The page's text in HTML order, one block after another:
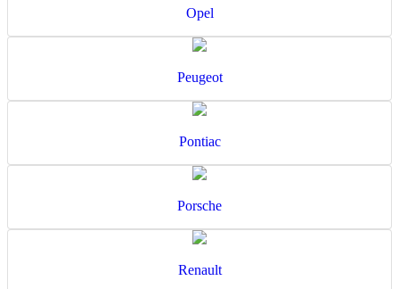
Opel
Peugeot
Pontiac
Porsche
Renault